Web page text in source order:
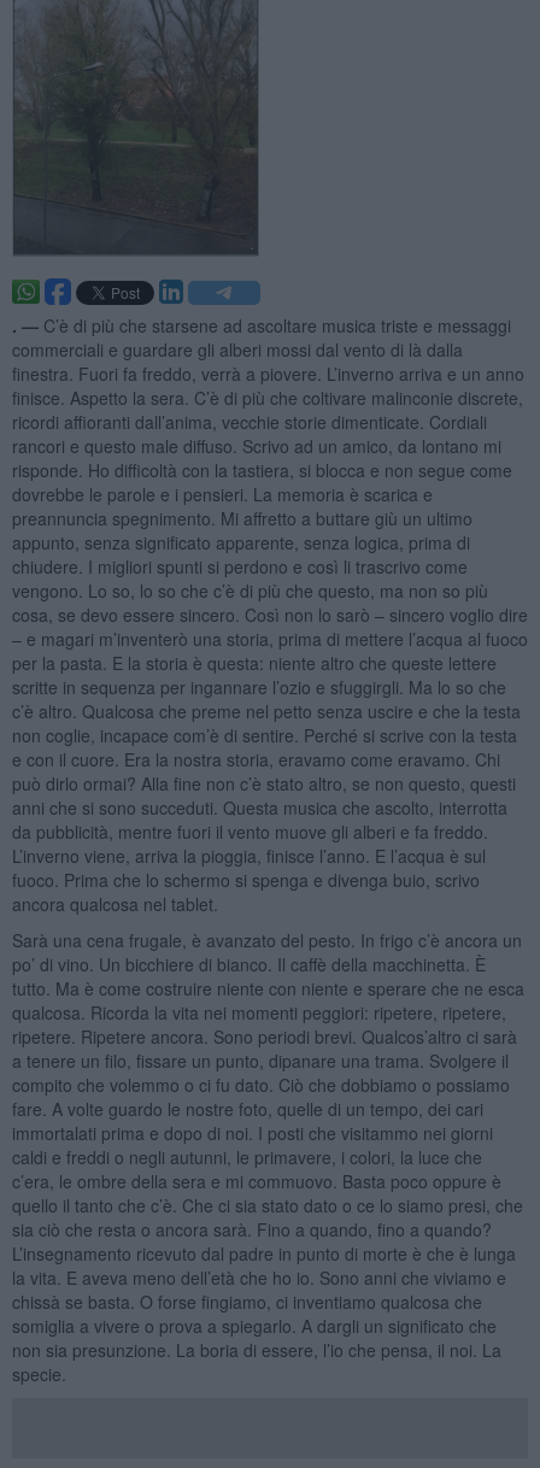
. — C’è di più che starsene ad ascoltare musica triste e messaggi
commerciali e guardare gli alberi mossi dal vento di là dalla
finestra. Fuori fa freddo, verrà a piovere. L’inverno arriva e un anno
finisce. Aspetto la sera. C’è di più che coltivare malinconie discrete,
ricordi affioranti dall’anima, vecchie storie dimenticate. Cordiali
rancori e questo male diffuso. Scrivo ad un amico, da lontano mi
risponde. Ho difficoltà con la tastiera, si blocca e non segue come
dovrebbe le parole e i pensieri. La memoria è scarica e
preannuncia spegnimento. Mi affretto a buttare giù un ultimo
appunto, senza significato apparente, senza logica, prima di
chiudere. I migliori spunti si perdono e così li trascrivo come
vengono. Lo so, lo so che c’è di più che questo, ma non so più
cosa, se devo essere sincero. Così non lo sarò – sincero voglio dire
– e magari m’inventerò una storia, prima di mettere l’acqua al fuoco
per la pasta. E la storia è questa: niente altro che queste lettere
scritte in sequenza per ingannare l’ozio e sfuggirgli. Ma lo so che
c’è altro. Qualcosa che preme nel petto senza uscire e che la testa
non coglie, incapace com’è di sentire. Perché si scrive con la testa
e con il cuore. Era la nostra storia, eravamo come eravamo. Chi
può dirlo ormai? Alla fine non c’è stato altro, se non questo, questi
anni che si sono succeduti. Questa musica che ascolto, interrotta
da pubblicità, mentre fuori il vento muove gli alberi e fa freddo.
L’inverno viene, arriva la pioggia, finisce l’anno. E l’acqua è sul
fuoco. Prima che lo schermo si spenga e divenga buio, scrivo
ancora qualcosa nel tablet.
Sarà una cena frugale, è avanzato del pesto. In frigo c’è ancora un
po’ di vino. Un bicchiere di bianco. Il caffè della macchinetta. È
tutto. Ma è come costruire niente con niente e sperare che ne esca
qualcosa. Ricorda la vita nei momenti peggiori: ripetere, ripetere,
ripetere. Ripetere ancora. Sono periodi brevi. Qualcos’altro ci sarà
a tenere un filo, fissare un punto, dipanare una trama. Svolgere il
compito che volemmo o ci fu dato. Ciò che dobbiamo o possiamo
fare. A volte guardo le nostre foto, quelle di un tempo, dei cari
immortalati prima e dopo di noi. I posti che visitammo nei giorni
caldi e freddi o negli autunni, le primavere, i colori, la luce che
c’era, le ombre della sera e mi commuovo. Basta poco oppure è
quello il tanto che c’è. Che ci sia stato dato o ce lo siamo presi, che
sia ciò che resta o ancora sarà. Fino a quando, fino a quando?
L’insegnamento ricevuto dal padre in punto di morte è che è lunga
la vita. E aveva meno dell’età che ho io. Sono anni che viviamo e
chissà se basta. O forse fingiamo, ci inventiamo qualcosa che
somiglia a vivere o prova a spiegarlo. A dargli un significato che
non sia presunzione. La boria di essere, l’io che pensa, il noi. La
specie.